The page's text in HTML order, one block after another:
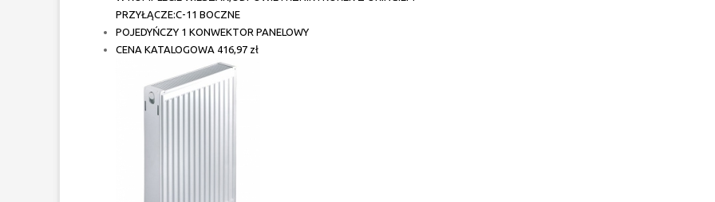
PRZYŁĄCZE:C-11 BOCZNE
POJEDYŃCZY 1 KONWEKTOR PANELOWY
CENA KATALOGOWA 416,97 zł